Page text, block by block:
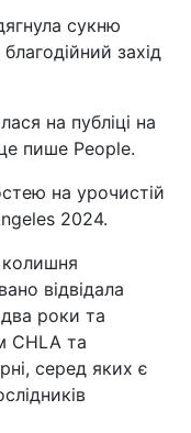
сукню
захід
на публіці на
пише People.
на урочистій
2024.
колишня
відвідала
два роки та
CHLA та
серед яких є